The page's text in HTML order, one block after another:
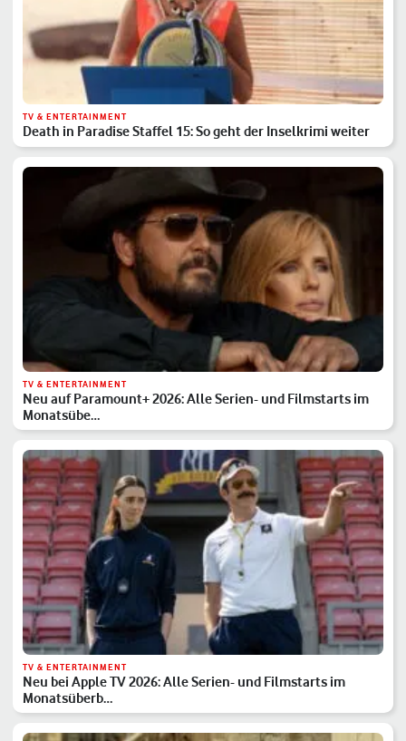
TV & ENTERTAINMENT
Death in Paradise Staffel 15: So geht der Inselkrimi weiter
TV & ENTERTAINMENT
Neu auf Paramount+ 2026: Alle Serien- und Filmstarts im
Monatsübe…
TV & ENTERTAINMENT
Neu bei Apple TV 2026: Alle Serien- und Filmstarts im
Monatsüberb…